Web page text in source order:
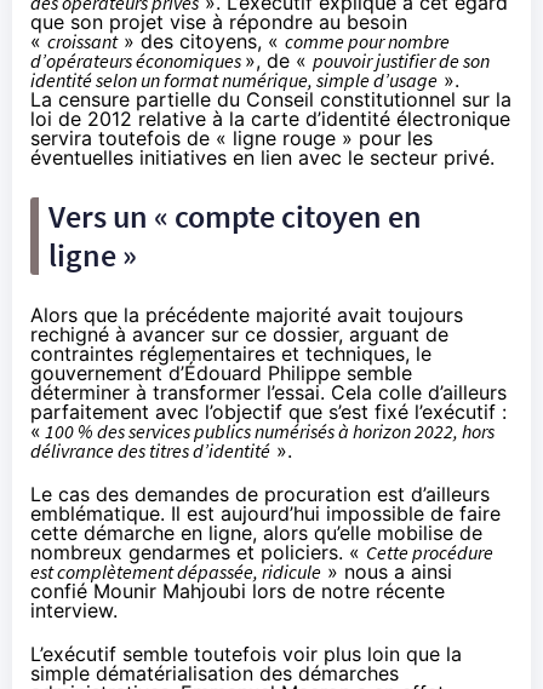
que son projet vise à répondre au besoin
« croissant» des citoyens, « comme pour nombre
d’opérateurs économiques », de « pouvoir justifier de son
identité selon un format numérique, simple d’usage ».
La censure partielle du Conseil constitutionnel sur la
loi de 2012 relative à la carte d’identité électronique
servira toutefois de « ligne rouge » pour les
éventuelles initiatives en lien avec le secteur privé.
Vers un « compte citoyen en
ligne »
Alors que la précédente majorité avait toujours
rechigné à avancer sur ce dossier, arguant de
contraintes réglementaires et techniques, le
gouvernement d’Édouard Philippe semble
déterminer à transformer l’essai. Cela colle d’ailleurs
parfaitement avec l’objectif que s’est fixé l’exécutif :
« 100 % des services publics numérisés à horizon 2022, hors
délivrance des titres d’identité ».
Le cas des demandes de procuration est d’ailleurs
emblématique. Il est aujourd’hui impossible de faire
cette démarche en ligne, alors qu’elle mobilise de
nombreux gendarmes et policiers. « Cette procédure
est complètement dépassée, ridicule » nous a ainsi
confié Mounir Mahjoubi lors de notre récente
interview.
L’exécutif semble toutefois voir plus loin que la
simple dématérialisation des démarches